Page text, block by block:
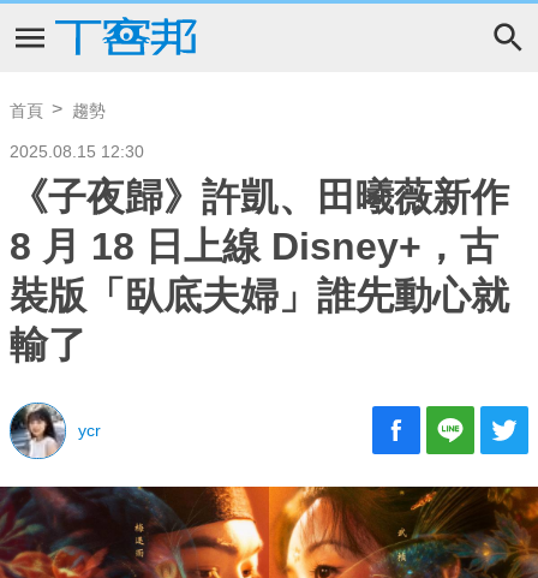
首頁 趨勢
2025.08.15 12:30
《子夜歸》許凱、田曦薇新作
8 月 18 日上線 Disney+，古
裝版「臥底夫婦」誰先動心就
輸了
ycr